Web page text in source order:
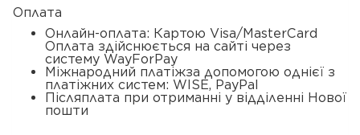
Оплата
Онлайн-оплата: Картою Visa/MasterCard
Оплата здійснюється на сайті через
систему WayForPay
Міжнародний платіжза допомогою однієї з
платіжних систем: WISE, PayPal
Післяплата при отриманні у відділенні Нової
пошти